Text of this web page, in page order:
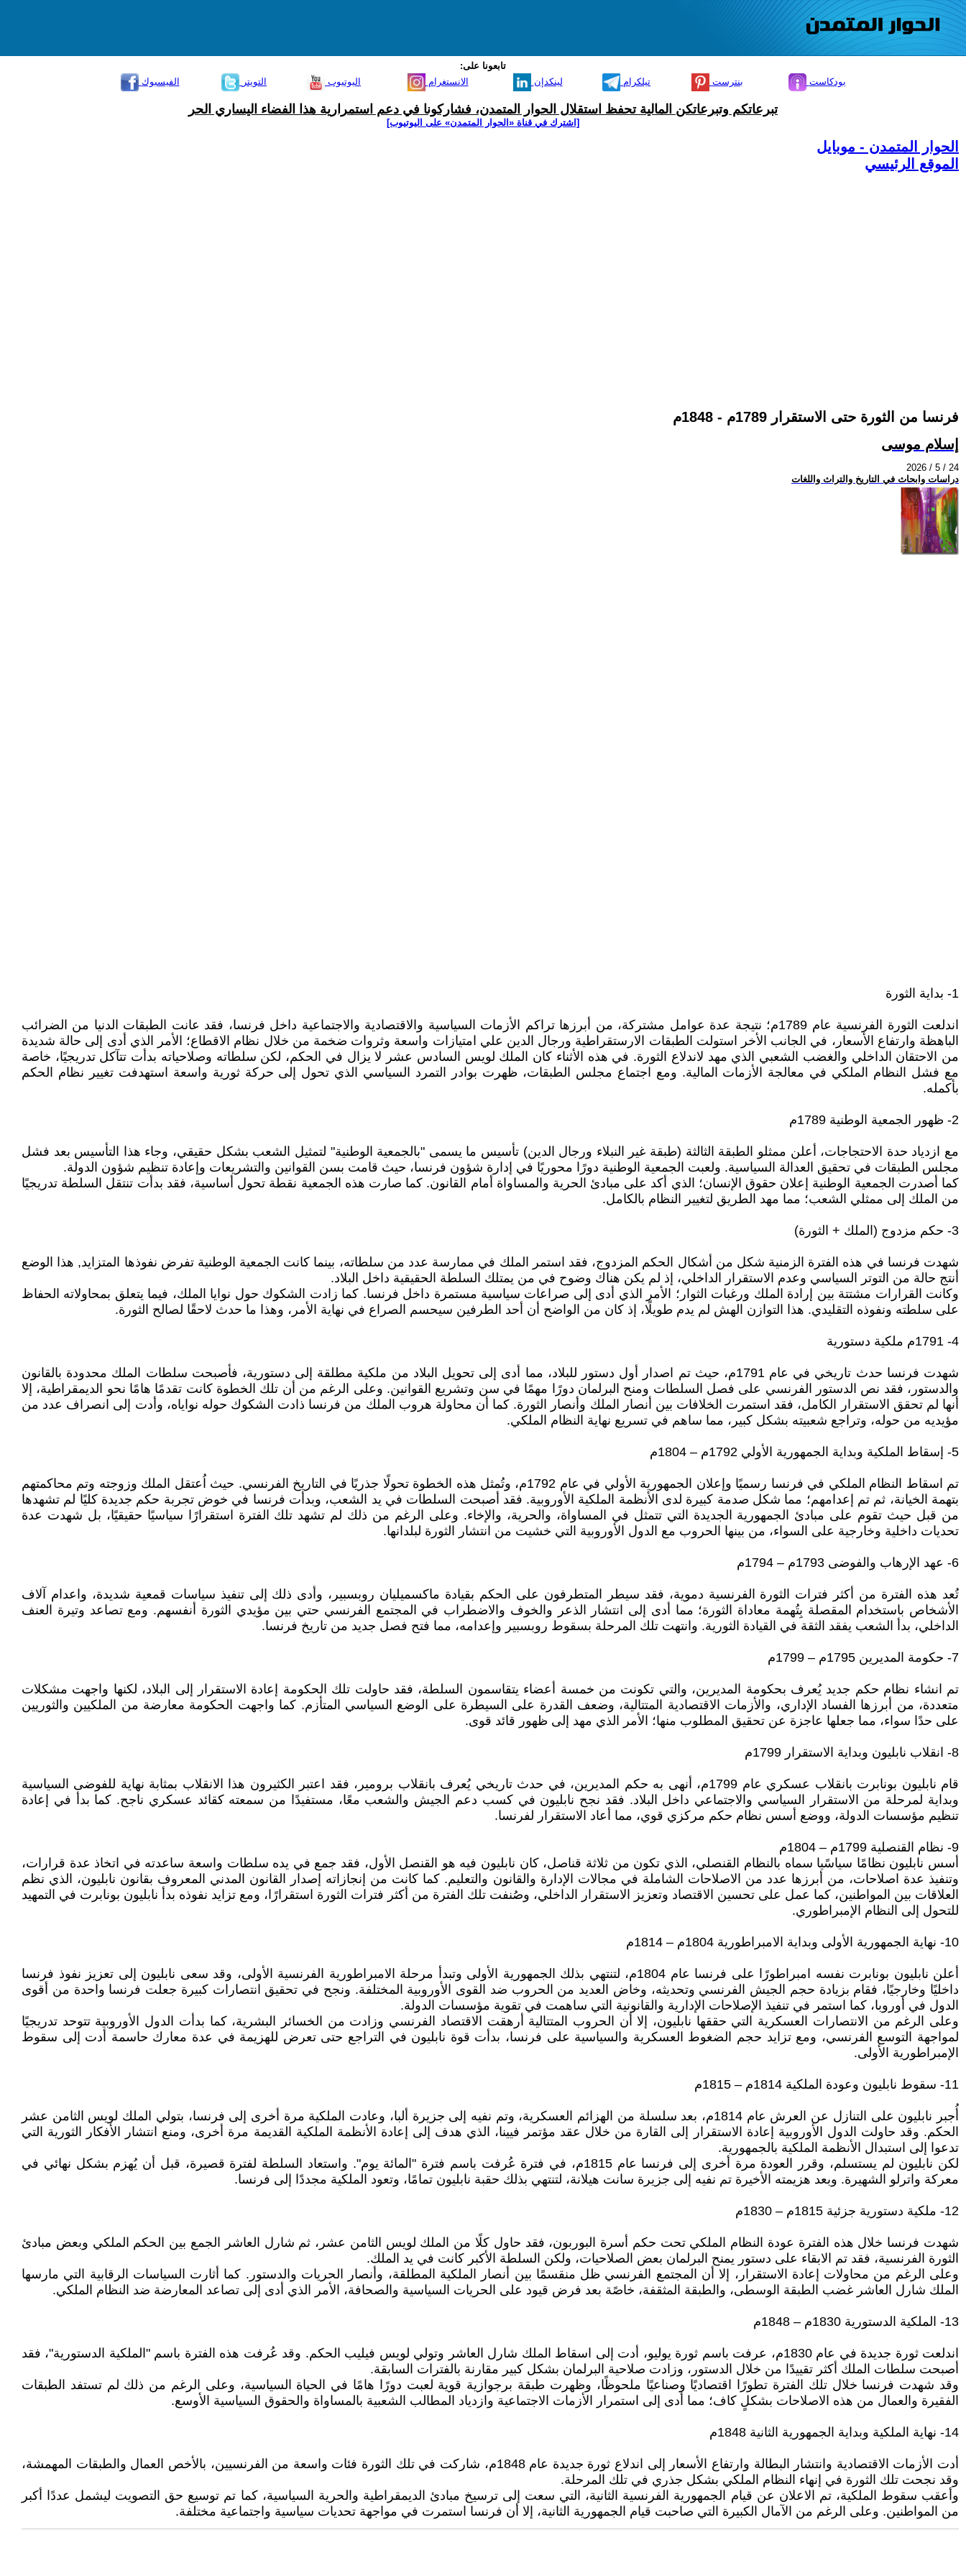
تابعونا على:
الفيسبوك
التويتر اليوتيوب الانستغرام لينكدإن تيلكرام بنترست بودكاست
تبرعاتكم وتبرعاتكن المالية تحفظ استقلال الحوار المتمدن، فشاركونا في دعم استمرارية هذا الفضاء اليساري الحر
[اشترك في قناة ‫«الحوار المتمدن» على اليوتيوب]
الحوار المتمدن - موبايل
الموقع الرئيسي
فرنسا من الثورة حتى الاستقرار 1789م - 1848م
إسلام موسى
2026 / 5 / 24
دراسات وابحاث في التاريخ والتراث واللغات
1- بداية الثورة
اندلعت الثورة الفرنسية عام 1789م؛ نتيجة عدة عوامل مشتركة، من أبرزها تراكم الأزمات السياسية والاقتصادية والاجتماعية داخل فرنسا، فقد عانت الطبقات الدنيا من الضرائب
الباهظة وارتفاع الأسعار، في الجانب الأخر استولت الطبقات الارستقراطية ورجال الدين علي امتيازات واسعة وثروات ضخمة من خلال نظام الاقطاع؛ الأمر الذي أدى إلى حالة شديدة
من الاحتقان الداخلي والغضب الشعبي الذي مهد لاندلاع الثورة. في هذه الأثناء كان الملك لويس السادس عشر لا يزال في الحكم، لكن سلطاته وصلاحياته بدأت تتآكل تدريجيًا، خاصة
مع فشل النظام الملكي في معالجة الأزمات المالية. ومع اجتماع مجلس الطبقات، ظهرت بوادر التمرد السياسي الذي تحول إلى حركة ثورية واسعة استهدفت تغيير نظام الحكم
بأكمله.
2- ظهور الجمعية الوطنية 1789م
مع ازدياد حدة الاحتجاجات، أعلن ممثلو الطبقة الثالثة (طبقة غير النبلاء ورجال الدين) تأسيس ما يسمى "بالجمعية الوطنية" لتمثيل الشعب بشكل حقيقي، وجاء هذا التأسيس بعد فشل
مجلس الطبقات في تحقيق العدالة السياسية. ولعبت الجمعية الوطنية دورًا محوريًا في إدارة شؤون فرنسا، حيث قامت بسن القوانين والتشريعات وإعادة تنظيم شؤون الدولة.
كما أصدرت الجمعية الوطنية إعلان حقوق الإنسان؛ الذي أكد على مبادئ الحرية والمساواة أمام القانون. كما صارت هذه الجمعية نقطة تحول أساسية، فقد بدأت تنتقل السلطة تدريجيًا
من الملك إلى ممثلي الشعب؛ مما مهد الطريق لتغيير النظام بالكامل.
3- حكم مزدوج (الملك + الثورة)
شهدت فرنسا في هذه الفترة الزمنية شكل من أشكال الحكم المزدوج، فقد استمر الملك في ممارسة عدد من سلطاته، بينما كانت الجمعية الوطنية تفرض نفوذها المتزايد, هذا الوضع
أنتج حالة من التوتر السياسي وعدم الاستقرار الداخلي، إذ لم يكن هناك وضوح في من يمتلك السلطة الحقيقية داخل البلاد.
وكانت القرارات مشتتة بين إرادة الملك ورغبات الثوار؛ الأمر الذي أدى إلى صراعات سياسية مستمرة داخل فرنسا. كما زادت الشكوك حول نوايا الملك، فيما يتعلق بمحاولاته الحفاظ
على سلطته ونفوذه التقليدي. هذا التوازن الهش لم يدم طويلًا، إذ كان من الواضح أن أحد الطرفين سيحسم الصراع في نهاية الأمر، وهذا ما حدث لاحقًا لصالح الثورة.
4- 1791م ملكية دستورية
شهدت فرنسا حدث تاريخي في عام 1791م، حيث تم اصدار أول دستور للبلاد، مما أدى إلى تحويل البلاد من ملكية مطلقة إلى دستورية، فأصبحت سلطات الملك محدودة بالقانون
والدستور، فقد نص الدستور الفرنسي على فصل السلطات ومنح البرلمان دورًا مهمًا في سن وتشريع القوانين. وعلى الرغم من أن تلك الخطوة كانت تقدمًا هامًا نحو الديمقراطية، إلا
أنها لم تحقق الاستقرار الكامل، فقد استمرت الخلافات بين أنصار الملك وأنصار الثورة. كما أن محاولة هروب الملك من فرنسا ذادت الشكوك حوله نواياه، وأدت إلى انصراف عدد من
مؤيديه من حوله، وتراجع شعبيته بشكل كبير، مما ساهم في تسريع نهاية النظام الملكي.
5- إسقاط الملكية وبداية الجمهورية الأولي 1792م – 1804م
تم اسقاط النظام الملكي في فرنسا رسميًا وإعلان الجمهورية الأولي في عام 1792م، وتُمثل هذه الخطوة تحولًا جذريًا في التاريخ الفرنسي. حيث اُعتقل الملك وزوجته وتم محاكمتهم
بتهمة الخيانة، ثم تم إعدامهم؛ مما شكل صدمة كبيرة لدى الأنظمة الملكية الأوروبية. فقد أصبحت السلطات في يد الشعب، وبدأت فرنسا في خوض تجربة حكم جديدة كليًا لم تشهدها
من قبل حيث تقوم على مبادئ الجمهورية الجديدة التي تتمثل في المساواة، والحرية، والإخاء. وعلى الرغم من ذلك لم تشهد تلك الفترة استقرارًا سياسيًا حقيقيًا، بل شهدت عدة
تحديات داخلية وخارجية على السواء، من بينها الحروب مع الدول الأوروبية التي خشيت من انتشار الثورة لبلدانها.
6- عهد الإرهاب والفوضى 1793م – 1794م
تُعد هذه الفترة من أكثر فترات الثورة الفرنسية دموية، فقد سيطر المتطرفون على الحكم بقيادة ماكسميليان روبسبير، وأدى ذلك إلى تنفيذ سياسات قمعية شديدة، واعدام آلاف
الأشخاص باستخدام المقصلة بِتُهمة معاداة الثورة؛ مما أدى إلى انتشار الذعر والخوف والاضطراب في المجتمع الفرنسي حتي بين مؤيدي الثورة أنفسهم. ومع تصاعد وتيرة العنف
الداخلي، بدأ الشعب يفقد الثقة في القيادة الثورية. وانتهت تلك المرحلة بسقوط روبسبير وإعدامه، مما فتح فصل جديد من تاريخ فرنسا.
7- حكومة المديرين 1795م – 1799م
تم انشاء نظام حكم جديد يُعرف بحكومة المديرين، والتي تكونت من خمسة أعضاء يتقاسمون السلطة، فقد حاولت تلك الحكومة إعادة الاستقرار إلى البلاد، لكنها واجهت مشكلات
متعددة، من أبرزها الفساد الإداري، والأزمات الاقتصادية المتتالية، وضعف القدرة على السيطرة على الوضع السياسي المتأزم. كما واجهت الحكومة معارضة من الملكيين والثوريين
على حدًا سواء، مما جعلها عاجزة عن تحقيق المطلوب منها؛ الأمر الذي مهد إلى ظهور قائد قوى.
8- انقلاب نابليون وبداية الاستقرار 1799م
قام نابليون بونابرت بانقلاب عسكري عام 1799م، أنهى به حكم المديرين، في حدث تاريخي يُعرف بانقلاب برومير، فقد اعتبر الكثيرون هذا الانقلاب بمثابة نهاية للفوضى السياسية
وبداية لمرحلة من الاستقرار السياسي والاجتماعي داخل البلاد. فقد نجح نابليون في كسب دعم الجيش والشعب معًا، مستفيدًا من سمعته كقائد عسكري ناجح. كما بدأ في إعادة
تنظيم مؤسسات الدولة، ووضع أسس نظام حكم مركزي قوي، مما أعاد الاستقرار لفرنسا.
9- نظام القنصلية 1799م – 1804م
أسس نابليون نظامًا سياسًيا سماه بالنظام القنصلي، الذي تكون من ثلاثة قناصل، كان نابليون فيه هو القنصل الأول، فقد جمع في يده سلطات واسعة ساعدته في اتخاذ عدة قرارات،
وتنفيذ عدة اصلاحات، من أبرزها عدد من الاصلاحات الشاملة في مجالات الإدارة والقانون والتعليم. كما كانت من إنجازاته إصدار القانون المدني المعروف بقانون نابليون، الذي نظم
العلاقات بين المواطنين، كما عمل على تحسين الاقتصاد وتعزيز الاستقرار الداخلي، وصُنفت تلك الفترة من أكثر فترات الثورة استقرارًا، ومع تزايد نفوذه بدأ نابليون بونابرت في التمهيد
للتحول إلى النظام الإمبراطوري.
10- نهاية الجمهورية الأولى وبداية الامبراطورية 1804م – 1814م
أعلن نابليون بونابرت نفسه امبراطورًا على فرنسا عام 1804م، لتنتهي بذلك الجمهورية الأولى وتبدأ مرحلة الامبراطورية الفرنسية الأولى، وقد سعى نابليون إلى تعزيز نفوذ فرنسا
داخليًا وخارجيًا، فقام بزيادة حجم الجيش الفرنسي وتحديثه، وخاض العديد من الحروب ضد القوى الأوروبية المختلفة. ونجح في تحقيق انتصارات كبيرة جعلت فرنسا واحدة من أقوى
الدول في أوروبا، كما استمر في تنفيذ الإصلاحات الإدارية والقانونية التي ساهمت في تقوية مؤسسات الدولة.
وعلى الرغم من الانتصارات العسكرية التي حققها نابليون، إلا أن الحروب المتتالية أرهقت الاقتصاد الفرنسي وزادت من الخسائر البشرية، كما بدأت الدول الأوروبية تتوحد تدريجيًا
لمواجهة التوسع الفرنسي، ومع تزايد حجم الضغوط العسكرية والسياسية على فرنسا، بدأت قوة نابليون في التراجع حتى تعرض للهزيمة في عدة معارك حاسمة أدت إلى سقوط
الإمبراطورية الأولى.
11- سقوط نابليون وعودة الملكية 1814م – 1815م
أُجبر نابليون على التنازل عن العرش عام 1814م، بعد سلسلة من الهزائم العسكرية، وتم نفيه إلى جزيرة ألبا، وعادت الملكية مرة أخرى إلى فرنسا، بتولي الملك لويس الثامن عشر
الحكم. وقد حاولت الدول الأوروبية إعادة الاستقرار إلى القارة من خلال عقد مؤتمر فيينا، الذي هدف إلى إعادة الأنظمة الملكية القديمة مرة أخرى، ومنع انتشار الأفكار الثورية التي
تدعوا إلى استبدال الأنظمة الملكية بالجمهورية.
لكن نابليون لم يستسلم، وقرر العودة مرة أخرى إلى فرنسا عام 1815م، في فترة عُرفت باسم فترة "المائة يوم". واستعاد السلطة لفترة قصيرة، قبل أن يُهزم بشكل نهائي في
معركة واترلو الشهيرة. وبعد هزيمته الأخيرة تم نفيه إلى جزيرة سانت هيلانة، لتنتهي بذلك حقبة نابليون تمامًا، وتعود الملكية مجددًا إلى فرنسا.
12- ملكية دستورية جزئية 1815م – 1830م
شهدت فرنسا خلال هذه الفترة عودة النظام الملكي تحت حكم أسرة البوربون، فقد حاول كلًا من الملك لويس الثامن عشر، ثم شارل العاشر الجمع بين الحكم الملكي وبعض مبادئ
الثورة الفرنسية، فقد تم الابقاء على دستور يمنح البرلمان بعض الصلاحيات، ولكن السلطة الأكبر كانت في يد الملك.
وعلى الرغم من محاولات إعادة الاستقرار، إلا أن المجتمع الفرنسي ظل منقسمًا بين أنصار الملكية المطلقة، وأنصار الحريات والدستور. كما أثارت السياسات الرقابية التي مارسها
الملك شارل العاشر غضب الطبقة الوسطى، والطبقة المثقفة، خاصًة بعد فرض قيود على الحريات السياسية والصحافة، الأمر الذي أدى إلى تصاعد المعارضة ضد النظام الملكي.
13- الملكية الدستورية 1830م – 1848م
اندلعت ثورة جديدة في عام 1830م، عرفت باسم ثورة يوليو، أدت إلى اسقاط الملك شارل العاشر وتولي لويس فيليب الحكم. وقد عُرفت هذه الفترة باسم "الملكية الدستورية"، فقد
أصبحت سلطات الملك أكثر تقييدًا من خلال الدستور، وزادت صلاحية البرلمان بشكل كبير مقارنة بالفترات السابقة.
وقد شهدت فرنسا خلال تلك الفترة تطورًا اقتصاديًا وصناعيًا ملحوظًا، وظهرت طبقة برجوازية قوية لعبت دورًا هامًا في الحياة السياسية، وعلى الرغم من ذلك لم تستفد الطبقات
الفقيرة والعمال من هذه الاصلاحات بشكلٍ كاف؛ مما أدى إلى استمرار الأزمات الاجتماعية وازدياد المطالب الشعبية بالمساواة والحقوق السياسية الأوسع.
14- نهاية الملكية وبداية الجمهورية الثانية 1848م
أدت الأزمات الاقتصادية وانتشار البطالة وارتفاع الأسعار إلى اندلاع ثورة جديدة عام 1848م، شاركت في تلك الثورة فئات واسعة من الفرنسيين، بالأخص العمال والطبقات المهمشة،
وقد نجحت تلك الثورة في إنهاء النظام الملكي بشكل جذري في تلك المرحلة.
وأعقب سقوط الملكية، تم الاعلان عن قيام الجمهورية الفرنسية الثانية، التي سعت إلى ترسيخ مبادئ الديمقراطية والحرية السياسية، كما تم توسيع حق التصويت ليشمل عددًا أكبر
من المواطنين. وعلى الرغم من الآمال الكبيرة التي صاحبت قيام الجمهورية الثانية، إلا أن فرنسا استمرت في مواجهة تحديات سياسية واجتماعية مختلفة.